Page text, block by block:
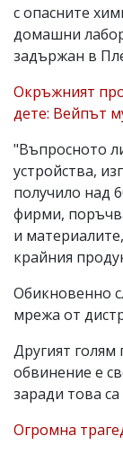
с опасните
домашни
задържан в
Окръжният
дете: Вейпът
"Въпросното
устройства,
получило над
фирми,
и
крайния
Обикновенно
мрежа от
Другият
обвинение е
заради това
Огромна